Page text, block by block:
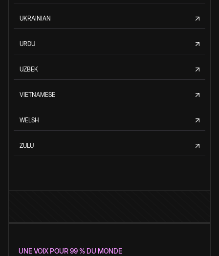
UKRAINIAN
URDU
UZBEK
VIETNAMESE
WELSH
ZULU
UNE VOIX POUR 99 % DU MONDE